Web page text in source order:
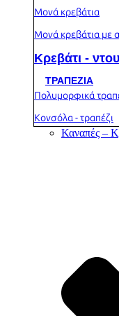
Μονά κρεβάτια
Μονά κρεβάτια με
Κρεβάτι -
ΤΡΑΠΕΖΙΑ
Πολυμορφικά
Κονσόλα - τραπέζι
Καναπές –